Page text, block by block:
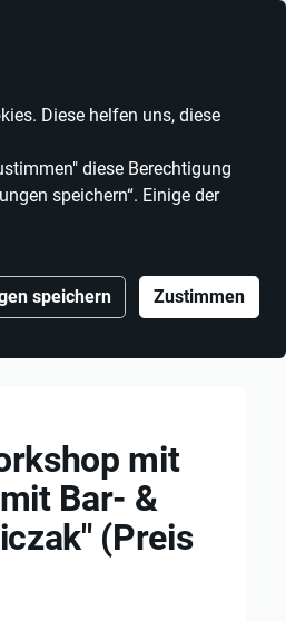
Diese helfen uns, diese
diese Berechtigung
speichern“. Einige der
speichern Zustimmen
Weltmeisterin "Susen
mit
Bar- &
(Preis